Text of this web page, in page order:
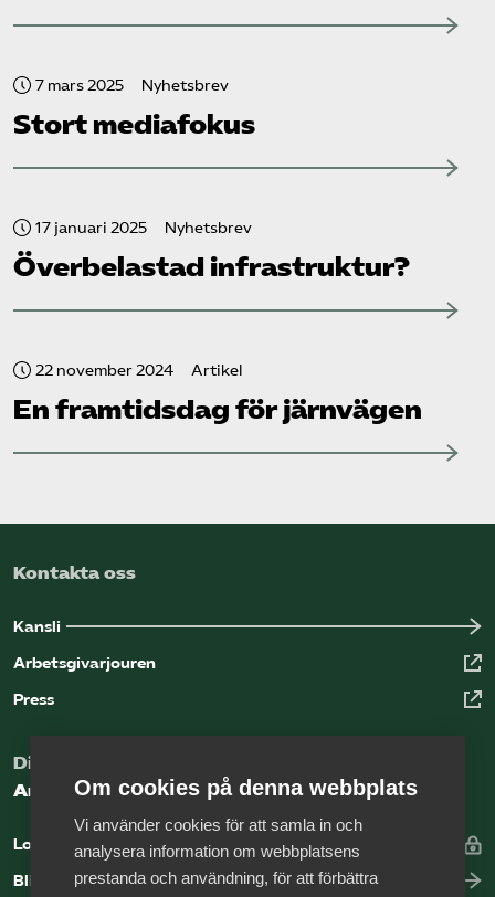
7 mars 2025 Nyhetsbrev
Stort mediafokus
17 januari 2025 Nyhetsbrev
Överbelastad infrastruktur?
22 november 2024 Artikel
En framtidsdag för järnvägen
Kontakta oss
Kansli
Arbetsgivarjouren
Press
Digital kunskapsbank för arbetsgivare
Arbetsgivarguiden
Logga in
Bli medlem
Om cookies på denna webbplats
Vi använder cookies för att samla in och
analysera information om webbplatsens
prestanda och användning, för att förbättra